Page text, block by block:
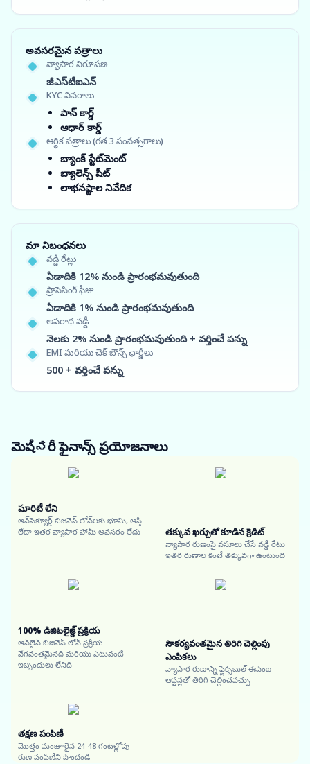
అవసరమైన పత్రాలు
వ్యాపార నిరూపణ
జీఎస్‌టీఐఎన్
KYC వివరాలు
పాన్ కార్డ్
ఆధార్ కార్డ్
ఆర్థిక పత్రాలు (గత 3 సంవత్సరాలు)
బ్యాంక్ స్టేట్‌మెంట్
బ్యాలెన్స్ షీట్
లాభనష్టాల నివేదిక
మా నిబంధనలు
వడ్డీ రేట్లు
ఏడాదికి 12% నుండి ప్రారంభమవుతుంది
ప్రాసెసింగ్ ఫీజు
ఏడాదికి 1% నుండి ప్రారంభమవుతుంది
అపరాధ వడ్డీ
నెలకు 2% నుండి ప్రారంభమవుతుంది + వర్తించే పన్ను
EMI మరియు చెక్ బౌన్స్ ఛార్జీలు
500 + వర్తించే పన్ను
మెషಿನరీ ఫైనాన్స్ప్రయోజనాలు
షూరిటీ లేని
అన్‌సెక్యూర్డ్ బిజినెస్ లోన్‌లకు భూమి, ఆస్తి
లేదా ఇతర వ్యాపార హామీ అవసరం లేదు
తక్కువ ఖర్చుతో కూడిన క్రెడిట్
వ్యాపార రుణంపై వసూలు చేసే వడ్డీ రేటు
ఇతర రుణాల కంటే తక్కువగా ఉంటుంది
100% డిజిటలైజ్డ్ ప్రక్రియ
ఆన్‌లైన్ బిజినెస్ లోన్ ప్రక్రియ
వేగవంతమైనది మరియు ఎటువంటి
ఇబ్బందులు లేనిది
సౌకర్యవంతమైన తిరిగి చెల్లింపు
ఎంపికలు
వ్యాపార రుణాన్ని ఫ్లెక్సిబుల్ ఈఎంఐ
ఆప్షన్లతో తిరిగి చెల్లించవచ్చు
తక్షణ పంపిణీ
మొత్తం మంజూరైన 24-48 గంటల్లోపు
రుణ పంపిణీని పొందండి